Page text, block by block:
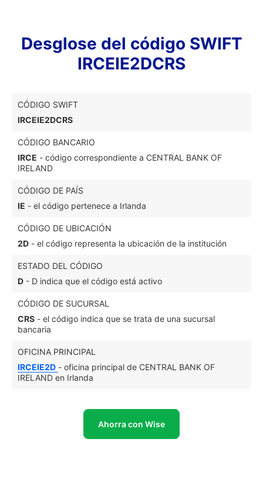
Desglose del código SWIFT
IRCEIE2DCRS
CÓDIGO SWIFT
IRCEIE2DCRS
CÓDIGO BANCARIO
IRCE - código correspondiente a CENTRAL BANK OF
IRELAND
CÓDIGO DE PAÍS
IE - el código pertenece a Irlanda
CÓDIGO DE UBICACIÓN
2D - el código representa la ubicación de la institución
ESTADO DEL CÓDIGO
D - D indica que el código está activo
CÓDIGO DE SUCURSAL
CRS - el código indica que se trata de una sucursal
bancaria
OFICINA PRINCIPAL
IRCEIE2D - oficina principal de CENTRAL BANK OF
IRELAND en Irlanda
Ahorra con Wise